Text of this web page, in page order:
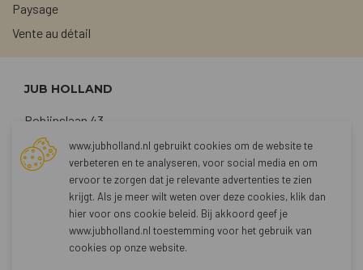
Paysage
Vente au détail
JUB HOLLAND
Robijnslaan 43
2211 TG Noordwijkerhout
+31 (0)252 373762
sales@jubholland.nl
CONTACT
www.jubholland.nl gebruikt cookies om de website te
verbeteren en te analyseren, voor social media en om
ervoor te zorgen dat je relevante advertenties te zien
krijgt. Als je meer wilt weten over deze cookies, klik dan
hier voor ons cookie beleid. Bij akkoord geef je
www.jubholland.nl toestemming voor het gebruik van
cookies op onze website.